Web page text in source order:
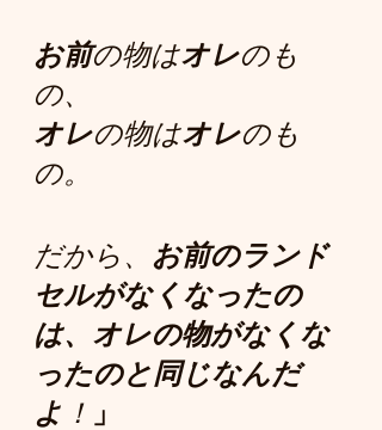
お前の物はオレのも
の、
オレの物はオレのも
の。
だから、 お前のランド
セルがなくなったの
は、オレの物がなくな
ったのと同じなんだ
よ ！ 」